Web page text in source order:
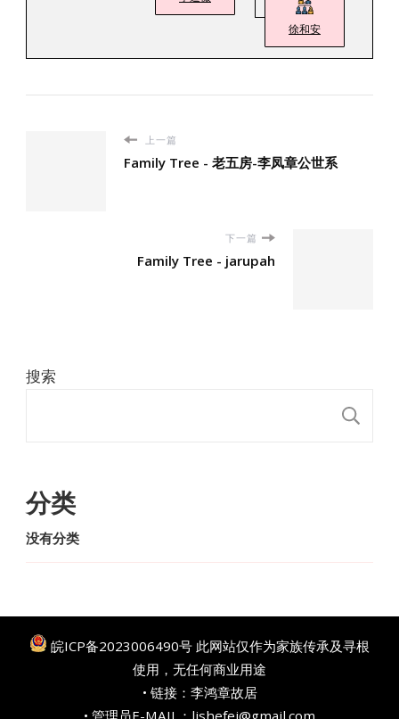
徐和安
上一篇
Family Tree - 老五房-李凤章公世系
下一篇
Family Tree - jarupah
搜索
分类
没有分类
皖ICP备2023006490号 此网站仅作为家族传承及寻根
使用，无任何商业用途
• 链接： 李鸿章故居
• 管理员E-MAIL：lishefei@gmail.com